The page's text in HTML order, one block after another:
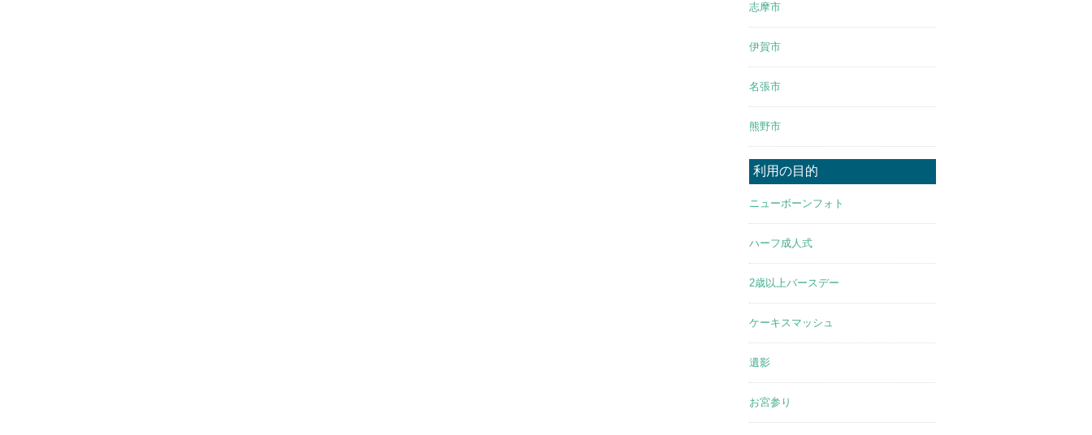
志摩市
伊賀市
名張市
熊野市
利用の目的
ニューボーンフォト
ハーフ成人式
2歳以上バースデー
ケーキスマッシュ
遺影
お宮参り